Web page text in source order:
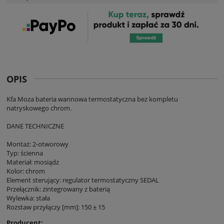
OPIS
Kfa Moza bateria wannowa termostatyczna bez kompletu
natryskowego chrom.
DANE TECHNICZNE
Montaż: 2-otworowy
Typ: ścienna
Materiał: mosiądz
Kolor: chrom
Element sterujący: regulator termostatyczny SEDAL
Przełącznik: zintegrowany z baterią
Wylewka: stała
Rozstaw przyłączy [mm]: 150 ± 15